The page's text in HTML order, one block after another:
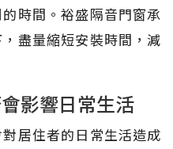
時間。裕盛隔音門窗承
盡量縮短安裝時間，減
影響日常生活
居住者的日常生活造成